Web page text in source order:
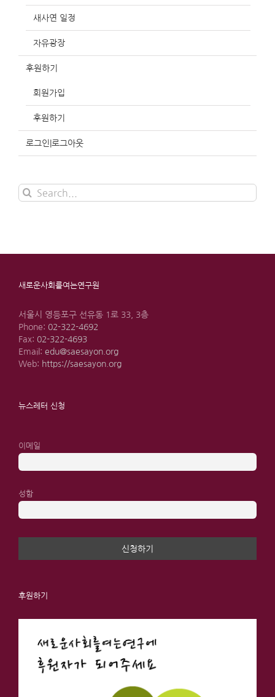
새사연 일정
자유광장
후원하기
회원가입
후원하기
로그인|로그아웃
Search
for:
새로운사회를여는연구원
서울시 영등포구 선유동 1로 33, 3층
Phone: 02-322-4692
Fax: 02-322-4693
Email: edu@saesayon.org
Web: https://saesayon.org
뉴스레터 신청
이메일
성함
후원하기